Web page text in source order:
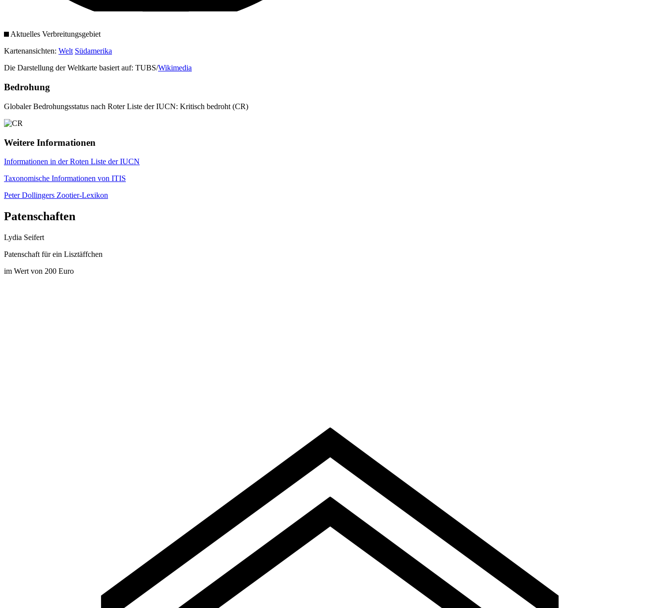
Aktuelles Verbreitungsgebiet
Kartenansichten: Welt Südamerika
Die Darstellung der Weltkarte basiert auf: TUBS/Wikimedia
Bedrohung
Globaler Bedrohungsstatus nach Roter Liste der IUCN: Kritisch bedroht (CR)
Weitere Informationen
Informationen in der Roten Liste der IUCN
Taxonomische Informationen von ITIS
Peter Dollingers Zootier-Lexikon
Patenschaften
Lydia Seifert
Patenschaft für ein Lisztäffchen
im Wert von 200 Euro